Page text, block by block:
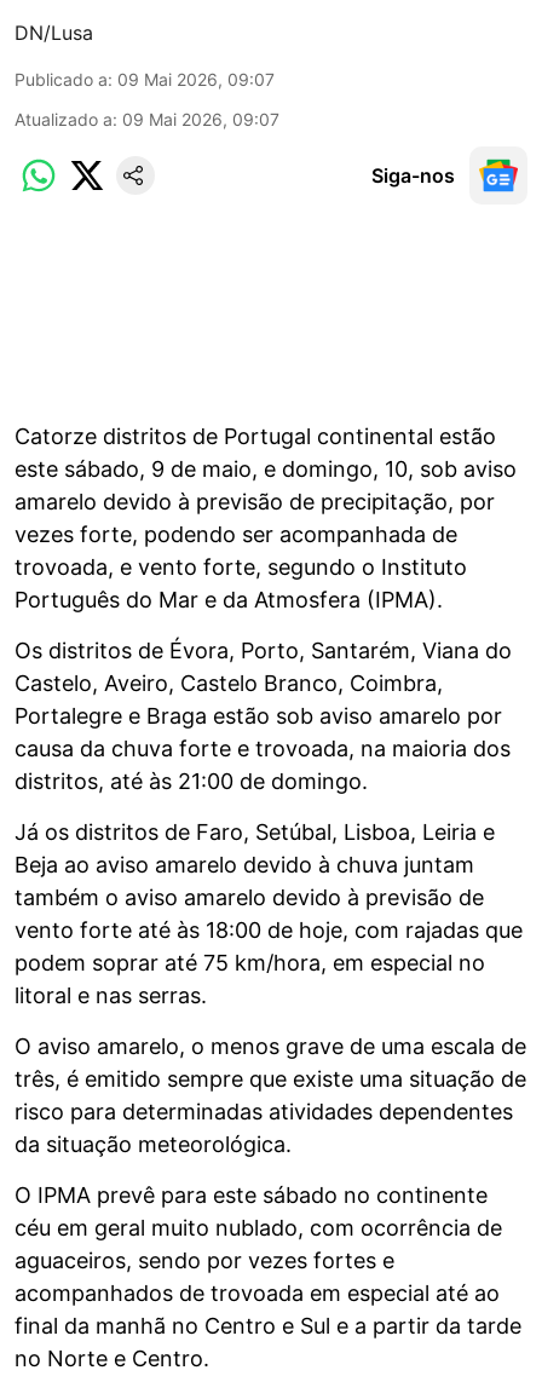
DN/Lusa
Publicado a: 09 Mai 2026, 09:07
Atualizado a: 09 Mai 2026, 09:07
Siga-nos
Catorze distritos de Portugal continental estão
este sábado, 9 de maio, e domingo, 10, sob aviso
amarelo devido à previsão de precipitação, por
vezes forte, podendo ser acompanhada de
trovoada, e vento forte, segundo o Instituto
Português do Mar e da Atmosfera (IPMA).
Os distritos de Évora, Porto, Santarém, Viana do
Castelo, Aveiro, Castelo Branco, Coimbra,
Portalegre e Braga estão sob aviso amarelo por
causa da chuva forte e trovoada, na maioria dos
distritos, até às 21:00 de domingo.
Já os distritos de Faro, Setúbal, Lisboa, Leiria e
Beja ao aviso amarelo devido à chuva juntam
também o aviso amarelo devido à previsão de
vento forte até às 18:00 de hoje, com rajadas que
podem soprar até 75 km/hora, em especial no
litoral e nas serras.
O aviso amarelo, o menos grave de uma escala de
três, é emitido sempre que existe uma situação de
risco para determinadas atividades dependentes
da situação meteorológica.
O IPMA prevê para este sábado no continente
céu em geral muito nublado, com ocorrência de
aguaceiros, sendo por vezes fortes e
acompanhados de trovoada em especial até ao
final da manhã no Centro e Sul e a partir da tarde
no Norte e Centro.